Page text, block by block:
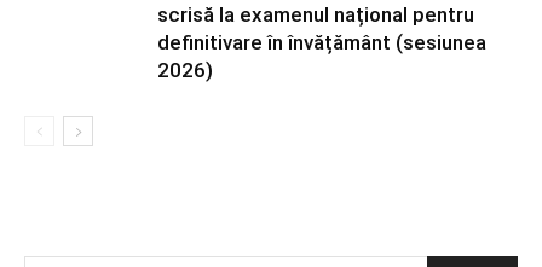
scrisă la examenul național pentru
definitivare în învățământ (sesiunea
2026)